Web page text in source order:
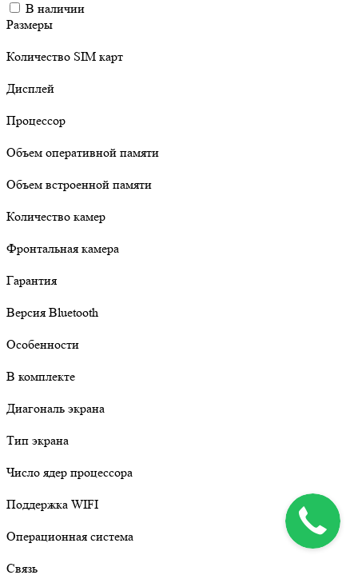
В наличии
Размеры
Количество SIM карт
Дисплей
Процессор
Объем оперативной памяти
Объем встроенной памяти
Количество камер
Фронтальная камера
Гарантия
Версия Bluetooth
Особенности
В комплекте
Диагональ экрана
Тип экрана
Число ядер процессора
Поддержка WIFI
Операционная система
Связь